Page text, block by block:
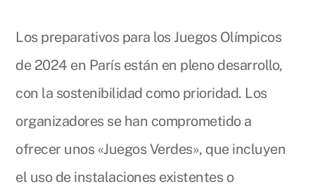
Los preparativos para los Juegos Olímpicos
de 2024 en París están en pleno desarrollo,
con la sostenibilidad como prioridad. Los
organizadores se han comprometido a
ofrecer unos «Juegos Verdes», que incluyen
el uso de instalaciones existentes o